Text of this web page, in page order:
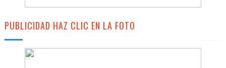
PUBLICIDAD HAZ CLIC EN LA FOTO